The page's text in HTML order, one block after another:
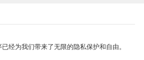
经为我们带来了无限的隐私保护和自由。